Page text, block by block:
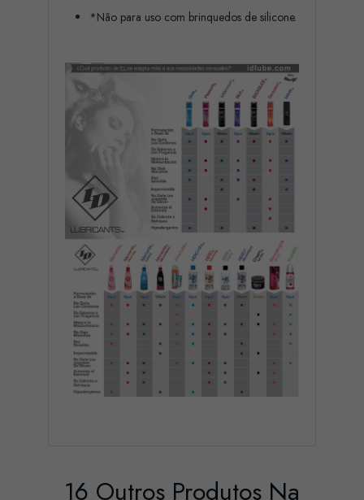
*Não para uso com brinquedos de silicone.
16 Outros Produtos Na